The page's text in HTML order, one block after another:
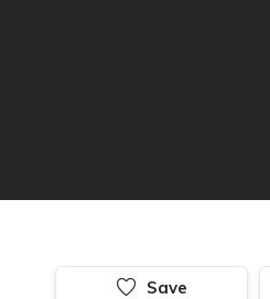
Save